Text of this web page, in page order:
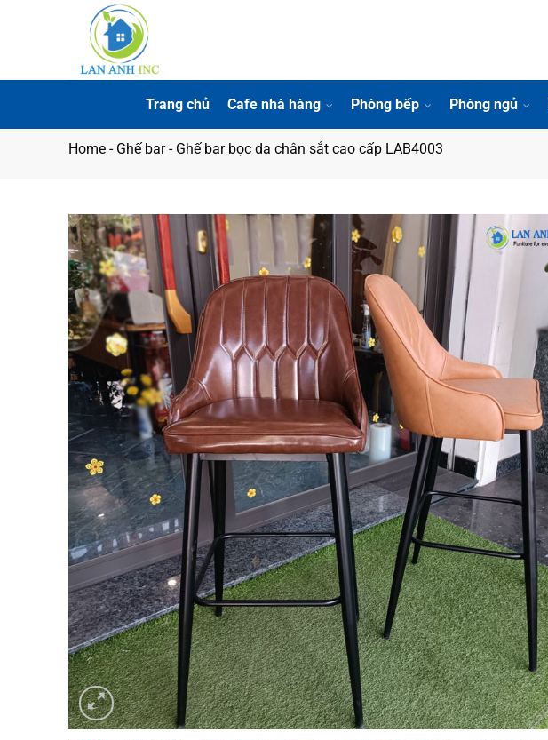
dung
Trang chủ Cafe nhà hàng Phòng bếp Phòng ngủ
Home - Ghế bar- Ghế bar bọc da chân sắt cao cấp LAB4003